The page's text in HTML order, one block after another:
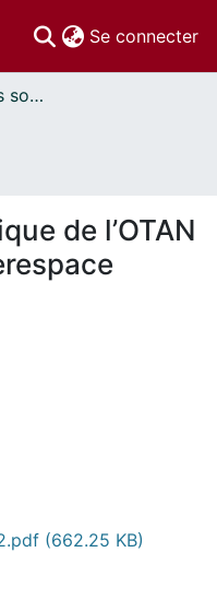
Se connecter
Faculté des sciences sociales // Faculty of Social Sciences
de l’OTAN
(662.25 KB)